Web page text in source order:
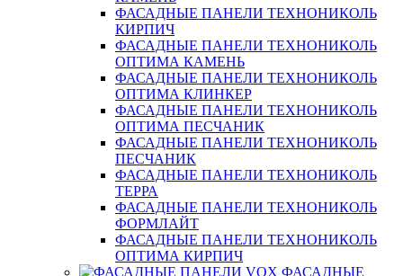
ФАСАДНЫЕ ПАНЕЛИ ТЕХНОНИКОЛЬ
КИРПИЧ
ФАСАДНЫЕ ПАНЕЛИ ТЕХНОНИКОЛЬ
ОПТИМА КАМЕНЬ
ФАСАДНЫЕ ПАНЕЛИ ТЕХНОНИКОЛЬ
ОПТИМА КЛИНКЕР
ФАСАДНЫЕ ПАНЕЛИ ТЕХНОНИКОЛЬ
ОПТИМА ПЕСЧАНИК
ФАСАДНЫЕ ПАНЕЛИ ТЕХНОНИКОЛЬ
ПЕСЧАНИК
ФАСАДНЫЕ ПАНЕЛИ ТЕХНОНИКОЛЬ
ТЕРРА
ФАСАДНЫЕ ПАНЕЛИ ТЕХНОНИКОЛЬ
ФОРМЛАЙТ
ФАСАДНЫЕ ПАНЕЛИ ТЕХНОНИКОЛЬ
ОПТИМА КИРПИЧ
ФАСАДНЫЕ